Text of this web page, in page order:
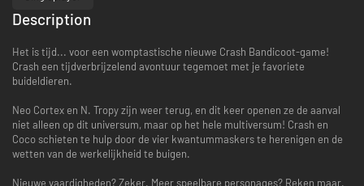
Description
Het is tijd... voor een womptastische nieuwe Crash Bandicoot-game!
Crash een tijdverbrijzelend avontuur tegemoet met je favoriete
buideldieren.
Neo Cortex en N. Tropy zijn weer terug, en dit keer openen ze de aanval
niet alleen op dit universum, maar op het hele multiversum! Crash en
Coco schieten te hulp door de vier kwantummaskers te herenigen en de
wetten van de werkelijkheid te buigen.
Nieuwe vaardigheden? Zeker. Meer speelbare personages? Reken maar.